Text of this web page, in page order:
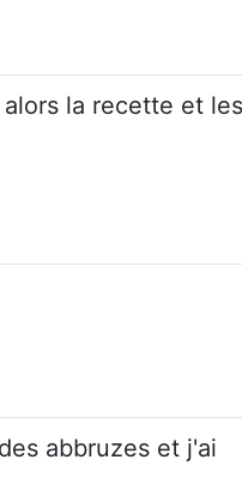
la recette et les
abbruzes et j'ai